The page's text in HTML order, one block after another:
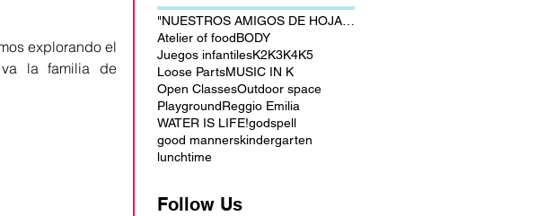
la familia de
Atelier of foodBODY
Juegos infantilesK2K3K4K5
Loose PartsMUSIC IN K
Open ClassesOutdoor space
PlaygroundReggio Emilia
WATER IS LIFE!godspell
good mannerskindergarten
lunchtime
Follow Us